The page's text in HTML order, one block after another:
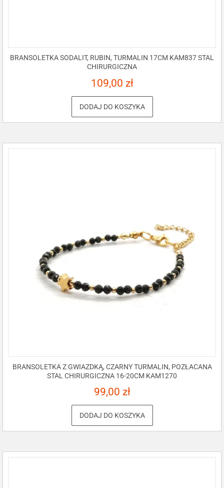
BRANSOLETKA SODALIT, RUBIN, TURMALIN 17CM KAM837 STAL
CHIRURGICZNA
109,00 zł
DODAJ DO KOSZYKA
BRANSOLETKA Z GWIAZDKĄ, CZARNY TURMALIN, POZŁACANA
STAL CHIRURGICZNA 16-20CM KAM1270
99,00 zł
DODAJ DO KOSZYKA